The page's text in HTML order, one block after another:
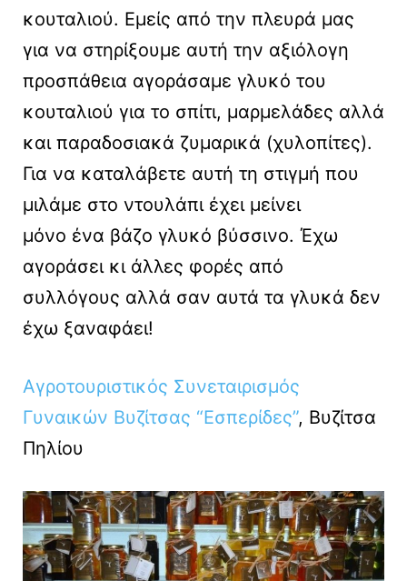
κουταλιού. Εμείς από την πλευρά μας
για να στηρίξουμε αυτή την αξιόλογη
προσπάθεια αγοράσαμε γλυκό του
κουταλιού για το σπίτι, μαρμελάδες αλλά
και παραδοσιακά ζυμαρικά (χυλοπίτες).
Για να καταλάβετε αυτή τη στιγμή που
μιλάμε στο ντουλάπι έχει μείνει
μόνο ένα βάζο γλυκό βύσσινο. Έχω
αγοράσει κι άλλες φορές από
συλλόγους αλλά σαν αυτά τα γλυκά δεν
έχω ξαναφάει!
Αγροτουριστικός Συνεταιρισμός
Γυναικών Βυζίτσας “Εσπερίδες”, Βυζίτσα
Πηλίου